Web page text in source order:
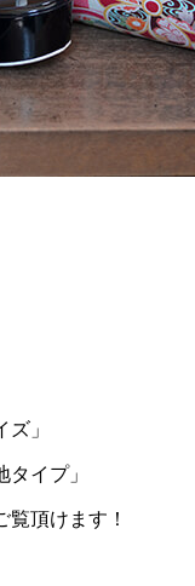
」
イプ」
頂けます！